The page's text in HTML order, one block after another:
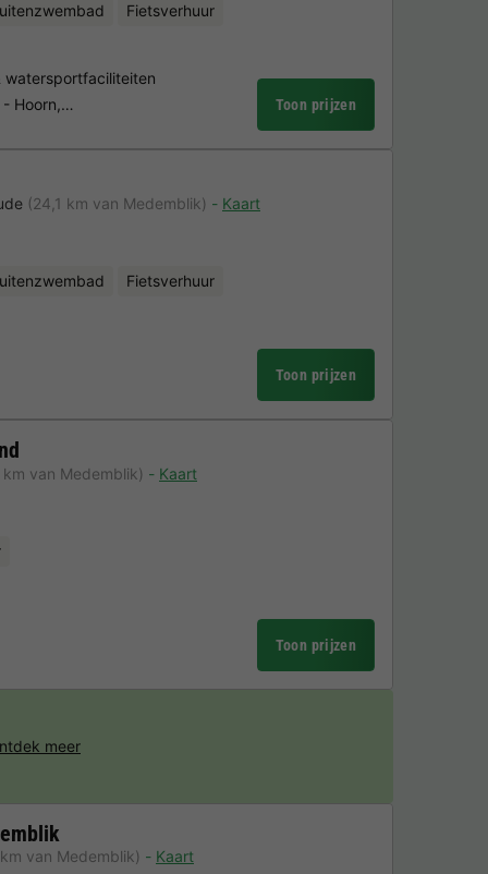
Fietsverhuur
watersportfaciliteiten
- Hoorn,…
Toon prijzen
(24,1 km van Medemblik)
Kaart
Fietsverhuur
Toon prijzen
km van Medemblik)
Kaart
Toon prijzen
van Medemblik)
Kaart
meer